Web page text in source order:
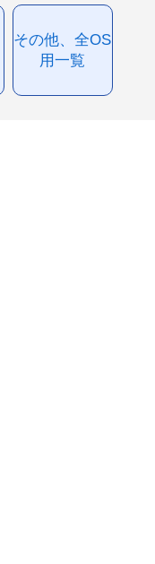
その他、全OS
用一覧